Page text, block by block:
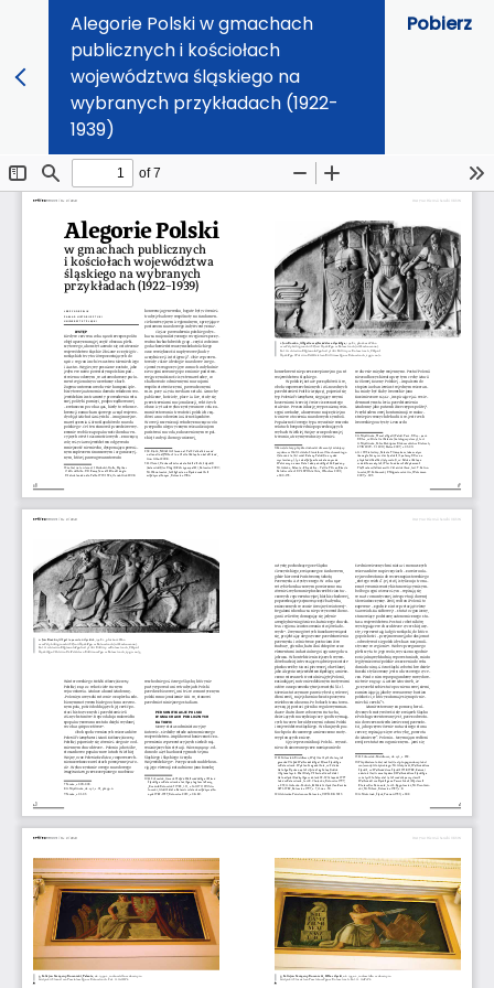
Alegorie Polski w gmachach
publicznych i kościołach
województwa śląskiego na
wybranych przykładach (1922-
1939)
Pobierz